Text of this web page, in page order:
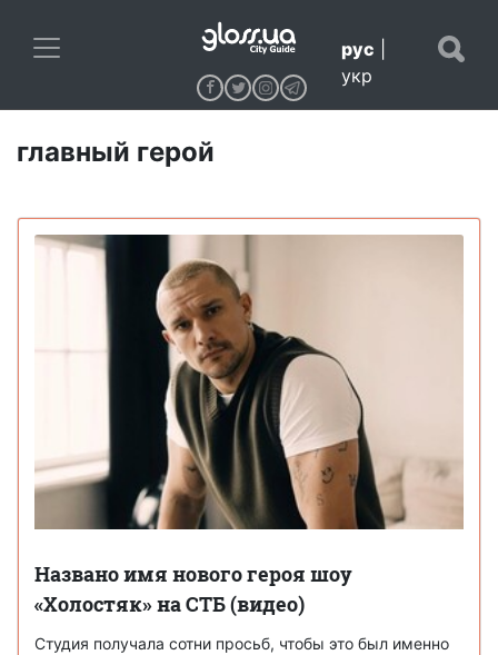
рус
укр
главный герой
Названо имя нового героя шоу
«Холостяк» на СТБ (видео)
Студия получала сотни просьб, чтобы это был именно